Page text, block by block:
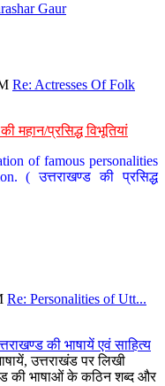
Gaur
Re: Actresses Of Folk
महान/प्रसिद्ध विभूतियां
of famous personalities
( उत्तराखण्ड की प्रसिद्ध
Re: Personalities of Utt...
की भाषायें एवं साहित्य
उत्तराखंड पर लिखी
की भाषाओं के कठिन शब्द और